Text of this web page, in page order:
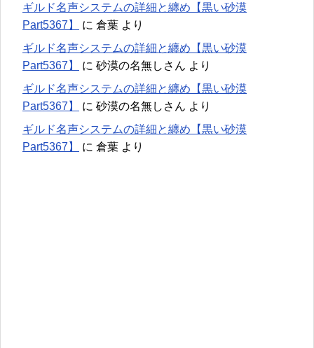
ギルド名声システムの詳細と纏め【黒い砂漠
Part5367】
に 倉葉 より
ギルド名声システムの詳細と纏め【黒い砂漠
Part5367】
に 砂漠の名無しさん より
ギルド名声システムの詳細と纏め【黒い砂漠
Part5367】
に 砂漠の名無しさん より
ギルド名声システムの詳細と纏め【黒い砂漠
Part5367】
に 倉葉 より